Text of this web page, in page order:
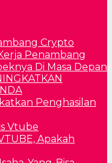
Penambang
Di Masa Depan
Penghasilan
Apakah